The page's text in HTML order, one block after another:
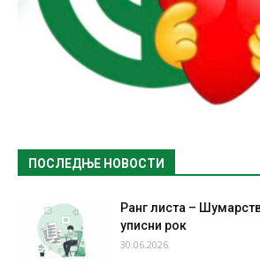
ПОСЛЕДЊЕ НОВОСТИ
Ранг листа –
уписни рок
30.06.2026.